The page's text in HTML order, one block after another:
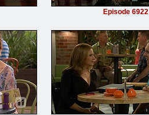
Episode 6922